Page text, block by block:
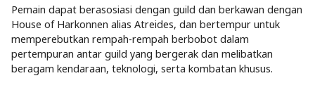
Pemain dapat berasosiasi dengan guild dan berkawan dengan
House of Harkonnen alias Atreides, dan bertempur untuk
memperebutkan rempah-rempah berbobot dalam
pertempuran antar guild yang bergerak dan melibatkan
beragam kendaraan, teknologi, serta kombatan khusus.